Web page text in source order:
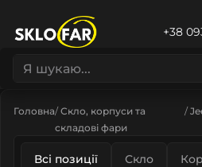
+38
Головна Скло, корпуси та
складові фари
Всі позиції Скло